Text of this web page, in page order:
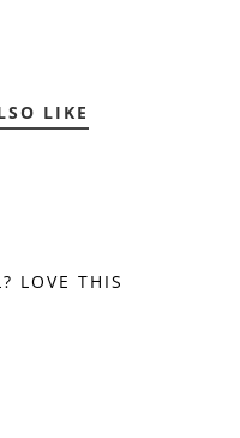
LIKE
LOVE THIS